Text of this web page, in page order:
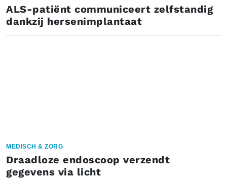
ALS-patiënt communiceert zelfstandig
dankzij hersenimplantaat
MEDISCH & ZORG
Draadloze endoscoop verzendt
gegevens via licht